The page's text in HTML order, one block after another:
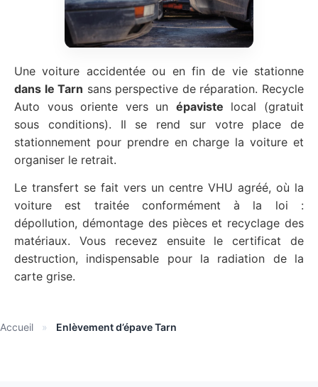
Une voiture accidentée ou en fin de vie stationne
dans le Tarn sans perspective de réparation. Recycle
Auto vous oriente vers un épaviste local (gratuit
sous conditions). Il se rend sur votre place de
stationnement pour prendre en charge la voiture et
organiser le retrait.
Le transfert se fait vers un centre VHU agréé, où la
voiture est traitée conformément à la loi :
dépollution, démontage des pièces et recyclage des
matériaux. Vous recevez ensuite le certificat de
destruction, indispensable pour la radiation de la
carte grise.
Accueil » Enlèvement d’épave Tarn